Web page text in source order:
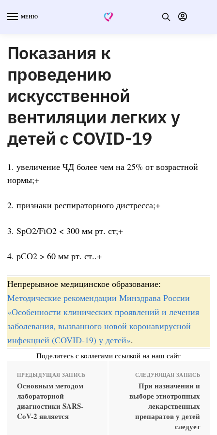
МЕНЮ
Показания к
проведению
искусственной
вентиляции легких у
детей с COVID-19
1. увеличение ЧД более чем на 25% от возрастной
нормы;+
2. признаки респираторного дистресса;+
3. SpO2/FiO2 < 300 мм рт. ст;+
4. рСО2 > 60 мм рт. ст..+
Непрерывное медицинское образование:
Методические рекомендации Минздрава России
«Особенности клинических проявлений и лечения
заболевания, вызванного новой коронавирусной
инфекцией (COVID-19) у детей».
Поделитесь с коллегами ссылкой на наш сайт
ПРЕДЫДУЩАЯ ЗАПИСЬ
Основным методом
лабораторной
диагностики SARS-
CoV-2 является
СЛЕДУЮЩАЯ ЗАПИСЬ
При назначении и
выборе этиотропных
лекарственных
препаратов у детей
следует